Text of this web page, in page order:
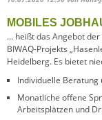
MOBILES
… heißt das Angebot
BIWAQ-Projekts
Heidelberg. Es bietet
Individuelle Beratung
Monatliche offene
Arbeitsplätzen und